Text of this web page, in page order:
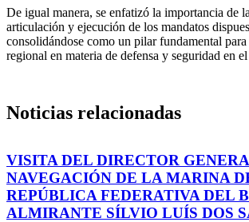
De igual manera, se enfatizó la importancia de
articulación y ejecución de los mandatos
consolidándose como un pilar fundamental
regional en materia de defensa y seguridad en
Noticias relacionadas
VISITA DEL DIRECTOR
NAVEGACIÓN DE LA MARINA
REPÚBLICA FEDERATIVA DEL
ALMIRANTE SÍLVIO LUÍS DOS